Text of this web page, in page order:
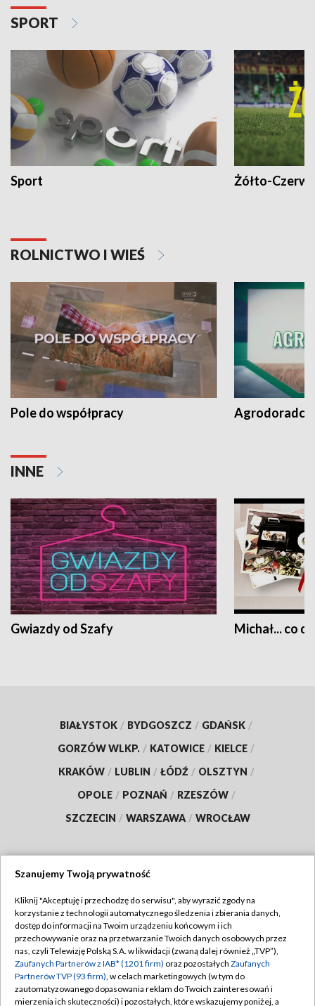
SPORT
Sport Żółto-
ROLNICTWO I WIEŚ
Pole do współpracy Agrodoradcy
INNE
Gwiazdy od Szafy Michał... co
BIAŁYSTOK / BYDGOSZCZ / GDAŃSK /
GORZÓW WLKP. / KATOWICE / KIELCE /
KRAKÓW / LUBLIN / ŁÓDŹ / OLSZTYN /
OPOLE / POZNAŃ / RZESZÓW /
SZCZECIN / WARSZAWA / WROCŁAW
TVP
Abonament TVP
Emisja w TVP
Centrum informacji TVP
Regulamin TVP
Polityka prywatności
Moje zgody
Szanujemy Twoją prywatność
Kliknij "Akceptuję i przechodzę do serwisu", aby wyrazić zgody na
korzystanie z technologii automatycznego śledzenia i zbierania danych,
dostęp do informacji na Twoim urządzeniu końcowym i ich
przechowywanie oraz na przetwarzanie Twoich danych osobowych przez
nas, czyli Telewizję Polską S.A. w likwidacji (zwaną dalej również „TVP”),
Zaufanych Partnerów z IAB* (1201 firm) oraz pozostałych Zaufanych
Partnerów TVP (93 firm), w celach marketingowych (w tym do
zautomatyzowanego dopasowania reklam do Twoich zainteresowań i
mierzenia ich skuteczności) i pozostałych, które wskazujemy poniżej, a